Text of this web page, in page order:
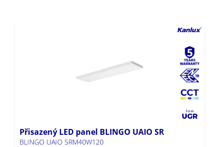
Přisazený LED panel BLINGO UAIO SR
BLINGO UAIO SRM40W120